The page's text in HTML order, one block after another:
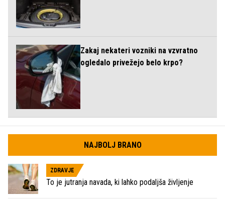
Zakaj nekateri vozniki na vzvratno
ogledalo privežejo belo krpo?
NAJBOLJ BRANO
ZDRAVJE
To je jutranja navada, ki lahko podaljša življenje